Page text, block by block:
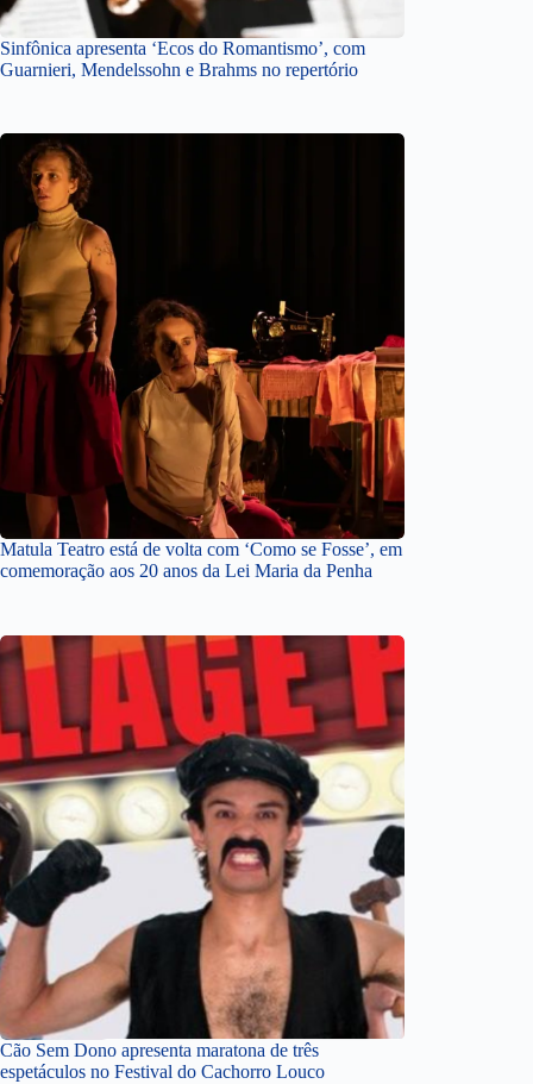
Sinfônica apresenta ‘Ecos do Romantismo’, com
Guarnieri, Mendelssohn e Brahms no repertório
Matula Teatro está de volta com ‘Como se Fosse’, em
comemoração aos 20 anos da Lei Maria da Penha
Cão Sem Dono apresenta maratona de três
espetáculos no Festival do Cachorro Louco